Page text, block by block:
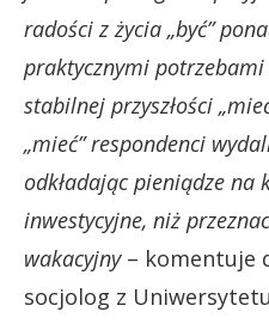
radości z życia „być”
praktycznymi potrzebami
stabilnej przyszłości
„mieć” respondenci
odkładając pieniądze na
inwestycyjne, niż
wakacyjny– komentuje
socjolog z